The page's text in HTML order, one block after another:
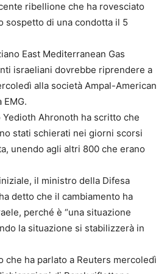
ribellione che ha rovesciato
sospetto di una condotta il 5
East Mediterranean Gas
israeliani dovrebbe riprendere a
alla società Ampal-American
Ahronoth ha scritto che
stati schierati nei giorni scorsi
unendo agli altri 800 che erano
il ministro della Difesa
detto che il cambiamento ha
perché è “una situazione
la situazione si stabilizzerà in
che ha parlato a Reuters mercoledì